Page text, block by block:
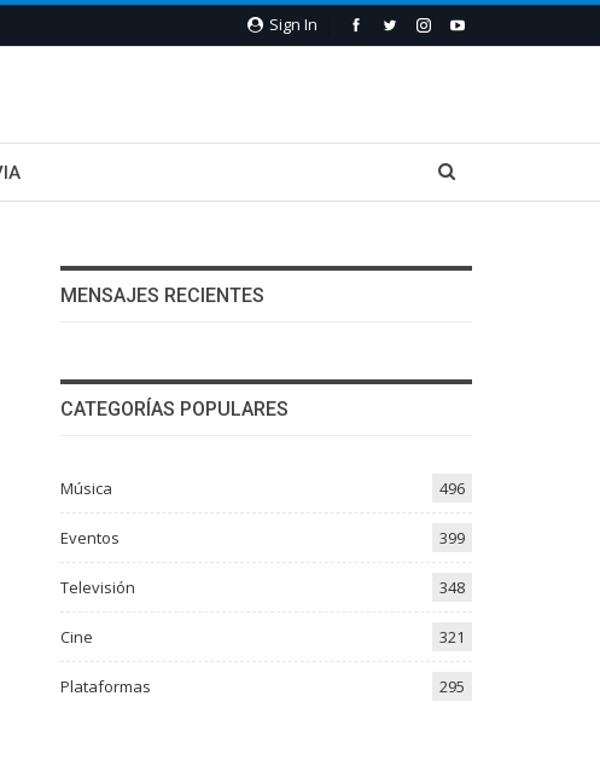
Sign In
MENSAJES RECIENTES
CATEGORÍAS POPULARES
Música 496
Eventos 399
Televisión 348
Cine 321
Plataformas 295